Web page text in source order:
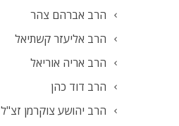
הרב אברהם צהר
הרב אליעזר קשתיאל
הרב אריה אוריאל
הרב דוד כהן
הרב יהושע צוקרמן זצ"ל